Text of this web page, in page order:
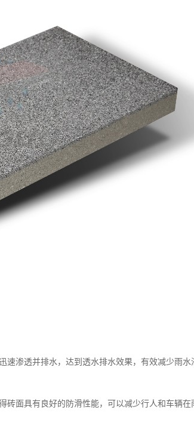
速渗透并排水，达到透水排水效果，有效减少雨水
面具有良好的防滑性能，可以减少行人和车辆在